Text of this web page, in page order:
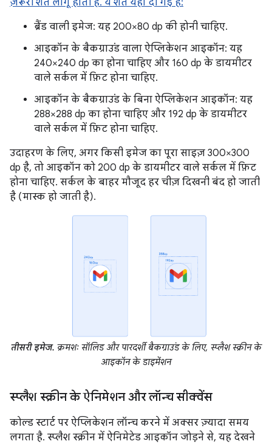
ज़रूरी शर्तें लागू होती हैं. ये शर्तें यहां दी गई हैं:
ब्रैंड वाली इमेज: यह 200×80 dp की होनी चाहिए.
आइकॉन के बैकग्राउंड वाला ऐप्लिकेशन आइकॉन: यह
240×240 dp का होना चाहिए और 160 dp के डायमीटर
वाले सर्कल में फ़िट होना चाहिए.
आइकॉन के बैकग्राउंड के बिना ऐप्लिकेशन आइकॉन: यह
288×288 dp का होना चाहिए और 192 dp के डायमीटर
वाले सर्कल में फ़िट होना चाहिए.
उदाहरण के लिए, अगर किसी इमेज का पूरा साइज़ 300×300
dp है, तो आइकॉन को 200 dp के डायमीटर वाले सर्कल में फ़िट
होना चाहिए. सर्कल के बाहर मौजूद हर चीज़ दिखनी बंद हो जाती
है (मास्क हो जाती है).
तीसरी इमेज. क्रमशः सॉलिड और पारदर्शी बैकग्राउंड के लिए, स्प्लैश स्क्रीन के
आइकॉन के डाइमेंशन
स्प्लैश स्क्रीन के ऐनिमेशन और लॉन्च सीक्वेंस
कोल्ड स्टार्ट पर ऐप्लिकेशन लॉन्च करने में अक्सर ज़्यादा समय
लगता है. स्प्लैश स्क्रीन में ऐनिमेटेड आइकॉन जोड़ने से, यह देखने